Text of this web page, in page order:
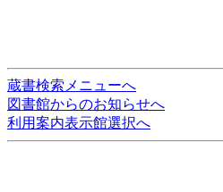
蔵書検索メニューへ
図書館からのお知らせへ
利用案内表示館選択へ